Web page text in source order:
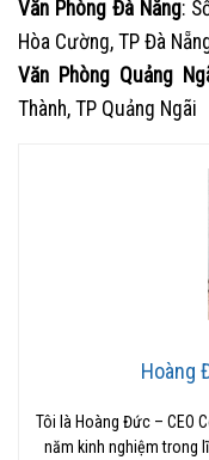
Văn Phòng Đà Nẵng:
Hòa Cường, TP Đà
Văn Phòng Quảng
Thành, TP Quảng Ngãi
Hoàng
Tôi là Hoàng Đức – CEO
năm kinh nghiệm trong